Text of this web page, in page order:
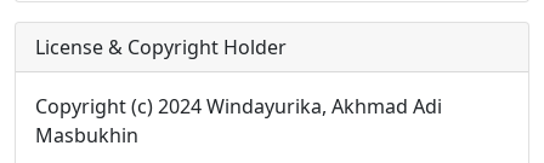
License & Copyright Holder
Copyright (c) 2024 Windayurika, Akhmad Adi
Masbukhin